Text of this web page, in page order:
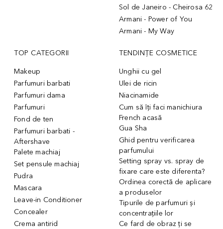
Sol de Janeiro - Cheirosa 62
Armani - Power of You
Armani - My Way
TOP CATEGORII
Makeup
Parfumuri barbati
Parfumuri dama
Parfumuri
Fond de ten
Parfumuri barbati -
Aftershave
Palete machiaj
Set pensule machiaj
Pudra
Mascara
Leave-in Conditioner
Concealer
Crema antirid
TENDINȚE COSMETICE
Unghii cu gel
Ulei de ricin
Niacinamide
Cum să îți faci manichiura
French acasă
Gua Sha
Ghid pentru verificarea
parfumului
Setting spray vs. spray de
fixare care este diferenta?
Ordinea corectă de aplicare
a produselor
Tipurile de parfumuri și
concentrațiile lor
Ce fard de obraz ți se